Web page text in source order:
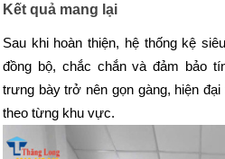
Kết quả mang lại
Sau khi hoàn thiện, hệ thống kệ
đồng bộ, chắc chắn và đảm bảo
trưng bày trở nên gọn gàng, hiện
theo từng khu vực.